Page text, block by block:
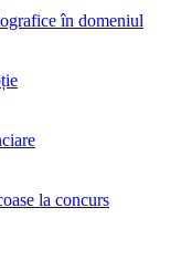
în domeniul
la concurs